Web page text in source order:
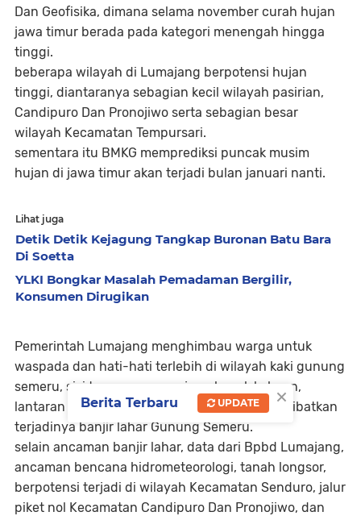
Dan Geofisika, dimana selama november curah hujan
jawa timur berada pada kategori menengah hingga
tinggi.
beberapa wilayah di Lumajang berpotensi hujan
tinggi, diantaranya sebagian kecil wilayah pasirian,
Candipuro Dan Pronojiwo serta sebagian besar
wilayah Kecamatan Tempursari.
sementara itu BMKG memprediksi puncak musim
hujan di jawa timur akan terjadi bulan januari nanti.
Lihat juga
Detik Detik Kejagung Tangkap Buronan Batu Bara
Di Soetta
YLKI Bongkar Masalah Pemadaman Bergilir,
Konsumen Dirugikan
Pemerintah Lumajang menghimbau warga untuk
waspada dan hati-hati terlebih di wilayah kaki gunung
semeru, sisi tenggara sepanjang besuk koboan,
lantaran tingginya potensi hujan bisa mengakibatkan
terjadinya banjir lahar Gunung Semeru.
selain ancaman banjir lahar, data dari Bpbd Lumajang,
ancaman bencana hidrometeorologi, tanah longsor,
berpotensi terjadi di wilayah Kecamatan Senduro, jalur
piket nol Kecamatan Candipuro Dan Pronojiwo, dan
×
Berita Terbaru UPDATE